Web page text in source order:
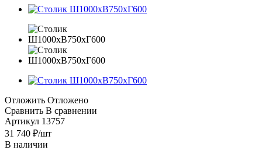
Отложить Отложено
Сравнить В сравнении
Артикул 13757
31 740 ₽/шт
В наличии